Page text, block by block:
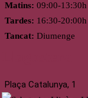
Matins: 09:00-13:30h
Tardes: 16:30-20:00h
Tancat: Diumenge
Plaça Catalunya, 1